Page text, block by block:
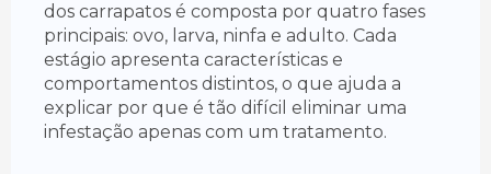
dos carrapatos é composta por quatro fases
principais: ovo, larva, ninfa e adulto. Cada
estágio apresenta características e
comportamentos distintos, o que ajuda a
explicar por que é tão difícil eliminar uma
infestação apenas com um tratamento.